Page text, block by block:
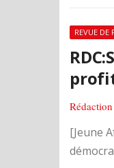
REVUE DE
Rédaction
[Jeune